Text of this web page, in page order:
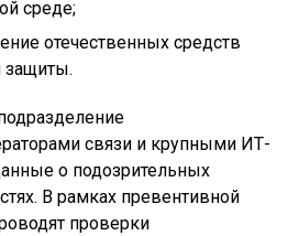
среде;
отечественных средств
защиты.
связи и крупными ИТ-
о подозрительных
В рамках превентивной
проверки